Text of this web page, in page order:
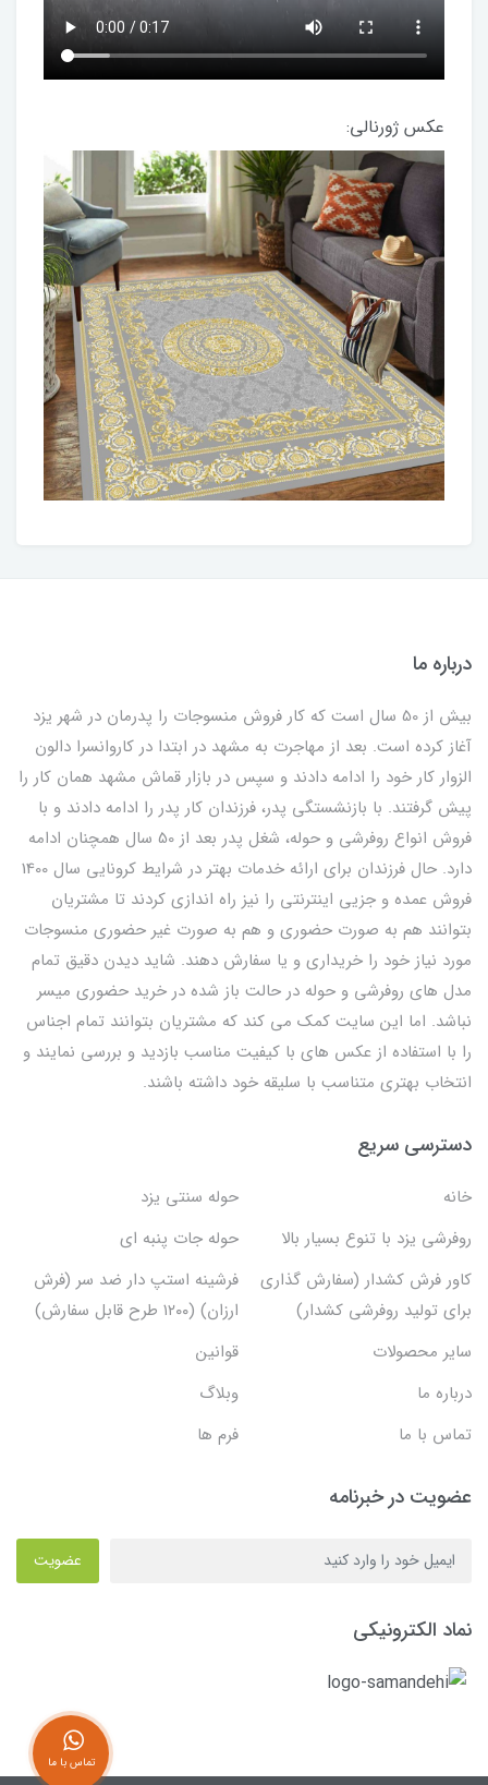
عکس ژورنالی:
درباره ما
بیش از 50 سال است که کار فروش منسوجات را پدرمان در شهر یزد
آغاز کرده است. بعد از مهاجرت به مشهد در ابتدا در کاروانسرا دالون
الزوار کار خود را ادامه دادند و سپس در بازار قماش مشهد همان کار را
پیش گرفتند. با بازنشستگی پدر، فرزندان کار پدر را ادامه دادند و با
فروش انواع روفرشی و حوله، شغل پدر بعد از 50 سال همچنان ادامه
دارد. حال فرزندان برای ارائه خدمات بهتر در شرایط کرونایی سال 1400
فروش عمده و جزیی اینترنتی را نیز راه اندازی کردند تا مشتریان
بتوانند هم به صورت حضوری و هم به صورت غیر حضوری منسوجات
مورد نیاز خود را خریداری و یا سفارش دهند. شاید دیدن دقیق تمام
مدل های روفرشی و حوله در حالت باز شده در خرید حضوری میسر
نباشد. اما این سایت کمک می کند که مشتریان بتوانند تمام اجناس
را با استفاده از عکس های با کیفیت مناسب بازدید و بررسی نمایند و
انتخاب بهتری متناسب با سلیقه خود داشته باشند.
دسترسی سریع
خانه
حوله سنتی یزد
روفرشی یزد با تنوع بسیار بالا
حوله جات پنبه ای
کاور فرش کشدار (سفارش گذاری
برای تولید روفرشی کشدار)
فرشینه استپ دار ضد سر (فرش
ارزان) (۱۲۰۰ طرح قابل سفارش)
سایر محصولات
قوانین
درباره ما
وبلاگ
تماس با ما
فرم ها
عضویت در خبرنامه
عضویت
نماد الکترونیکی
تماس با ما